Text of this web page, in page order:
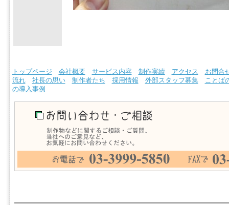
トップページ 会社概要 サービス内容 制作実績 アクセス
お問合
流れ
社長の思い 制作者たち 採用情報 外部スタッフ募集
ことば
の導入事例